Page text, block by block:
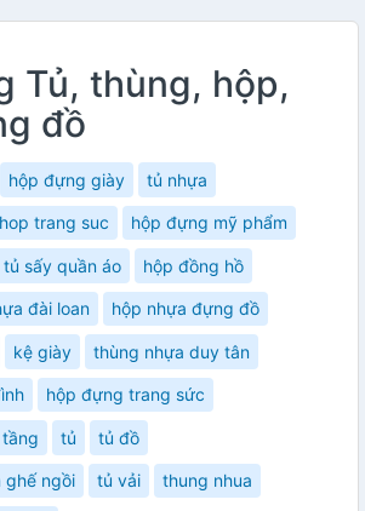
Tủ, thùng, hộp,
đồ
hộp đựng giày tủ nhựa
hop trang suc hộp đựng mỹ phẩm
tủ sấy quần áo hộp đồng hồ
đài loan hộp nhựa đựng đồ
kệ giày thùng nhựa duy tân
hộp đựng trang sức
tủ tủ đồ
ghế ngồi tủ vải thung nhua